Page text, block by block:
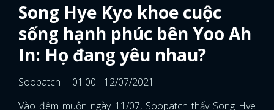
Song Hye Kyo khoe cuộc
sống hạnh phúc bên Yoo Ah
In: Họ đang yêu nhau?
Soopatch
01:00 - 12/07/2021
Vào đêm muộn ngày 11/07, Soopatch thấy Song Hye